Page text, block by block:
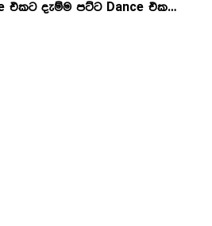
එකට දැම්ම පට්ට Dance එක…